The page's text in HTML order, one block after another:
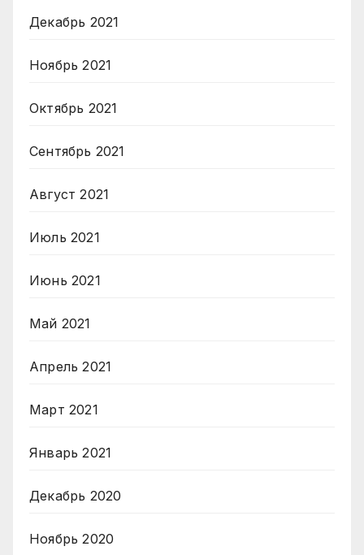
Декабрь 2021
Ноябрь 2021
Октябрь 2021
Сентябрь 2021
Август 2021
Июль 2021
Июнь 2021
Май 2021
Апрель 2021
Март 2021
Январь 2021
Декабрь 2020
Ноябрь 2020